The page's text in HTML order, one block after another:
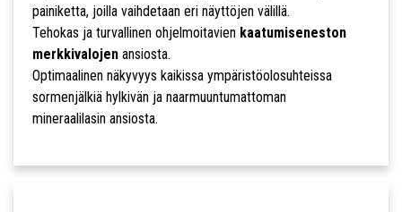
painiketta, joilla vaihdetaan eri näyttöjen välillä.
Tehokas ja turvallinen ohjelmoitavien kaatumiseneston
merkkivalojenansiosta.
Optimaalinen näkyvyys kaikissa ympäristöolosuhteissa
sormenjälkiä hylkivän ja naarmuuntumattoman
mineraalilasin ansiosta.